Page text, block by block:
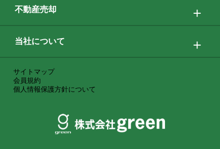
不動産売却
当社について
サイトマップ
会員規約
個人情報保護方針について